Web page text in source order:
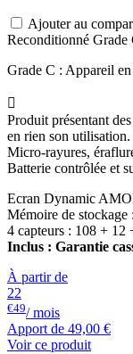
Ajouter au
Reconditionné
Grade C : Appareil

Produit présentant
en rien son utilisation.
Micro-rayures,
Batterie contrôlée et
Ecran Dynamic
Mémoire de stockage
4 capteurs : 108 + 12
Inclus : Garantie
À partir de
22
€49/ mois
Apport de 49,00 €
Voir ce produit